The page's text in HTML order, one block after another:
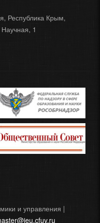
Республика Крым,
1
и управления |